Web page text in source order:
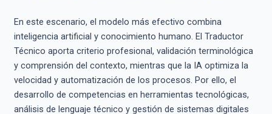
En este escenario, el modelo más efectivo combina
inteligencia artificial y conocimiento humano. El Traductor
Técnico aporta criterio profesional, validación terminológica
y comprensión del contexto, mientras que la IA optimiza la
velocidad y automatización de los procesos. Por ello, el
desarrollo de competencias en herramientas tecnológicas,
análisis de lenguaje técnico y gestión de sistemas digitales